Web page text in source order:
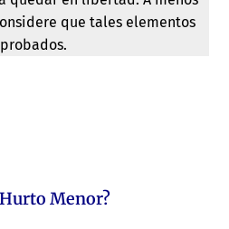
que tales elementos
Menor?